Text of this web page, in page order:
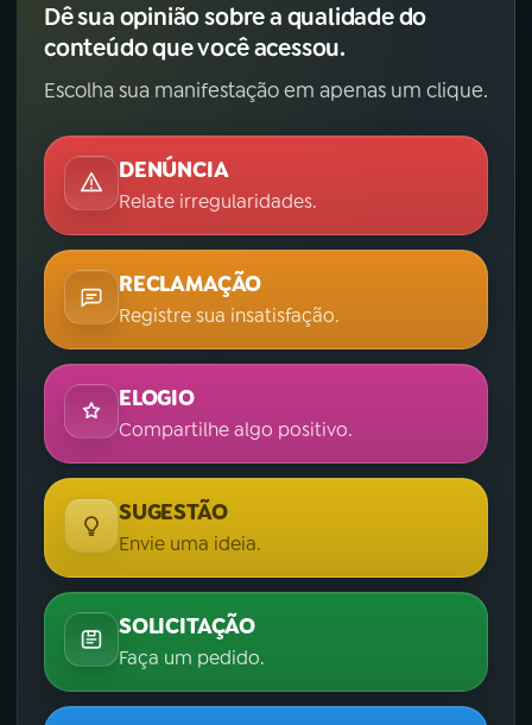
Dê sua opinião sobre a qualidade do
conteúdo que você acessou.
Escolha sua manifestação em apenas um clique.
DENÚNCIA
Relate irregularidades.
RECLAMAÇÃO
Registre sua insatisfação.
ELOGIO
Compartilhe algo positivo.
SUGESTÃO
Envie uma ideia.
SOLICITAÇÃO
Faça um pedido.